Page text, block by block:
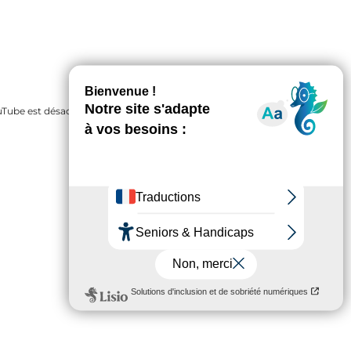
est désactivé. Autoriser